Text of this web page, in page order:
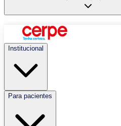
Institucional
Para pacientes